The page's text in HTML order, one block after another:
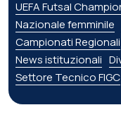
UEFA Futsal
Nazionale femminile
Campionati Regionali
News istituzionali
Settore Tecnico FIGC